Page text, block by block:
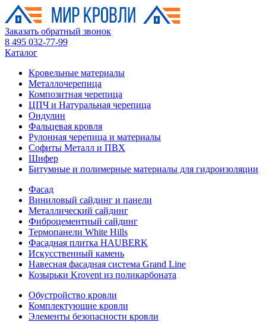
Заказать обратный звонок
8 495 032-77-99
Каталог
Кровельные материалы
Металлочерепица
Композитная черепица
ЦПЧ и Натуральная черепица
Ондулин
Фальцевая кровля
Рулонная черепица и материалы
Софиты Металл и ПВХ
Шифер
Битумные и полимерные материалы для гидроизоляции
Фасад
Виниловый сайдинг и панели
Металлический сайдинг
Фиброцементный сайдинг
Термопанели White Hills
Фасадная плитка HAUBERK
Искусственный камень
Навесная фасадная система Grand Line
Козырьки Krovent из поликарбоната
Обустройство кровли
Комплектующие кровли
Элементы безопасности кровли